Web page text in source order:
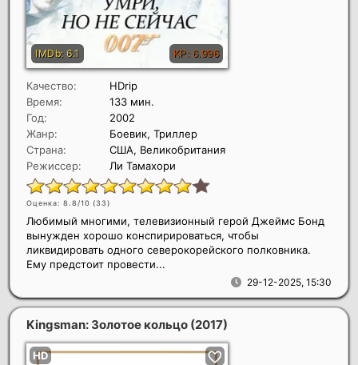
Качество:
HDrip
Время:
133 мин.
Год:
2002
Жанр:
Боевик, Триллер
Страна:
США, Великобритания
Режиссер:
Ли Тамахори
Оценка: 8.8/10 (33)
29-12-2025, 15:30
Любимый многими, телевизионный герой Джеймс Бонд
вынужден хорошо конспирироваться, чтобы
ликвидировать одного северокорейского полковника.
Ему предстоит провести...
Kingsman: Золотое кольцо (2017)